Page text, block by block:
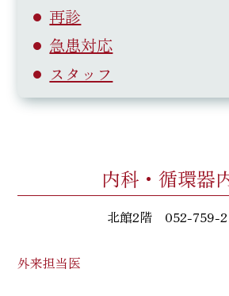
再診
急患対応
スタッフ
内科・循環器
北館2階 052-759-
外来担当医